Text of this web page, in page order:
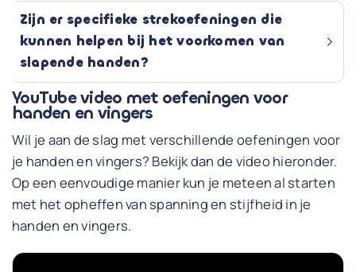
Zijn er specifieke strekoefeningen die
kunnen helpen bij het voorkomen van
slapende handen?
YouTube video met oefeningen voor
handen en vingers
Wil je aan de slag met verschillende oefeningen voor
je handen en vingers? Bekijk dan de video hieronder.
Op een eenvoudige manier kun je meteen al starten
met het opheffen van spanning en stijfheid in je
handen en vingers.